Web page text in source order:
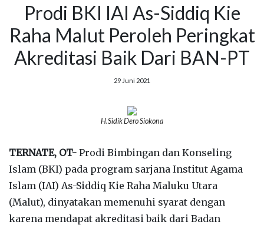
Prodi BKI IAI As-Siddiq Kie
Raha Malut Peroleh Peringkat
Akreditasi Baik Dari BAN-PT
29 Juni 2021
H.Sidik Dero Siokona
TERNATE, OT- Prodi Bimbingan dan Konseling
Islam (BKI) pada program sarjana Institut Agama
Islam (IAI) As-Siddiq Kie Raha Maluku Utara
(Malut), dinyatakan memenuhi syarat dengan
karena mendapat akreditasi baik dari Badan